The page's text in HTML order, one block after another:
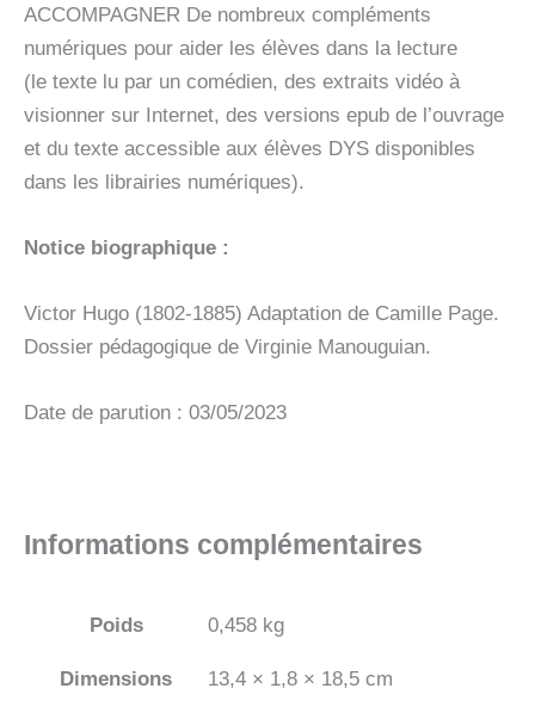
ACCOMPAGNER De nombreux compléments
numériques pour aider les élèves dans la lecture
(le texte lu par un comédien, des extraits vidéo à
visionner sur Internet, des versions epub de l’ouvrage
et du texte accessible aux élèves DYS disponibles
dans les librairies numériques).
Notice biographique :
Victor Hugo (1802-1885) Adaptation de Camille Page.
Dossier pédagogique de Virginie Manouguian.
Date de parution : 03/05/2023
Informations complémentaires
Poids 0,458 kg
Dimensions 13,4 × 1,8 × 18,5 cm